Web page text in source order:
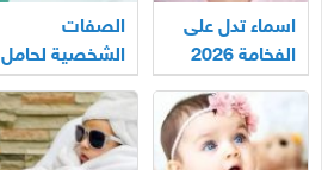
اسماء تدل على
الفخامة 2026
الصفات
الشخصية لحامل
اسم تيم